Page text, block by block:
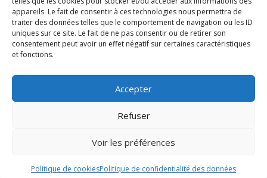
appareils. Le fait de consentir à ces technologies nous permettra de
traiter des données telles que le comportement de navigation ou les ID
uniques sur ce site. Le fait de ne pas consentir ou de retirer son
consentement peut avoir un effet négatif sur certaines caractéristiques
et fonctions.
Accepter
Refuser
Voir les préférences
Politique de cookiesPolitique de confidentialité des données
© 2026 M Development–Mentions légales